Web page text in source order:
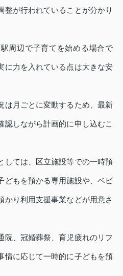
整が行われていることが分かり
周辺で子育てを始める場合で
に力を入れている点は大きな安
は月ごとに変動するため、最新
認しながら計画的に申し込むこ
しては、区立施設等での一時預
どもを預かる専用施設や、ベビ
かり利用支援事業などが用意さ
院、冠婚葬祭、育児疲れのリフ
情に応じて一時的に子どもを預